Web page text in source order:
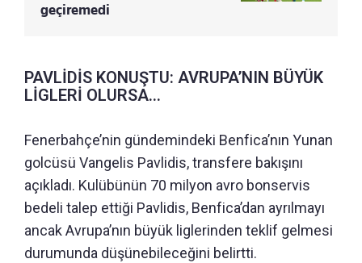
geçiremedi
PAVLİDİS KONUŞTU: AVRUPA’NIN BÜYÜK
LİGLERİ OLURSA...
Fenerbahçe’nin gündemindeki Benfica’nın Yunan
golcüsü Vangelis Pavlidis, transfere bakışını
açıkladı. Kulübünün 70 milyon avro bonservis
bedeli talep ettiği Pavlidis, Benfica’dan ayrılmayı
ancak Avrupa’nın büyük liglerinden teklif gelmesi
durumunda düşünebileceğini belirtti.